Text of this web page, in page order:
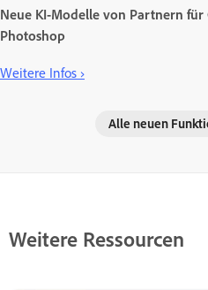
Neue KI-Modelle von Partnern für
Photoshop
Weitere Infos ›
Alle neuen
Weitere Ressourcen